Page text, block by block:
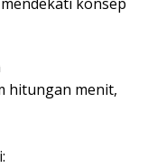
hitungan menit,